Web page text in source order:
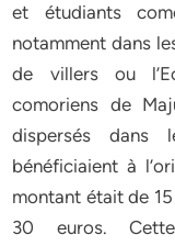
et étudiants
notamment dans
de villers ou
comoriens de
dispersés dans
bénéficiaient à
montant était de
30 euros.